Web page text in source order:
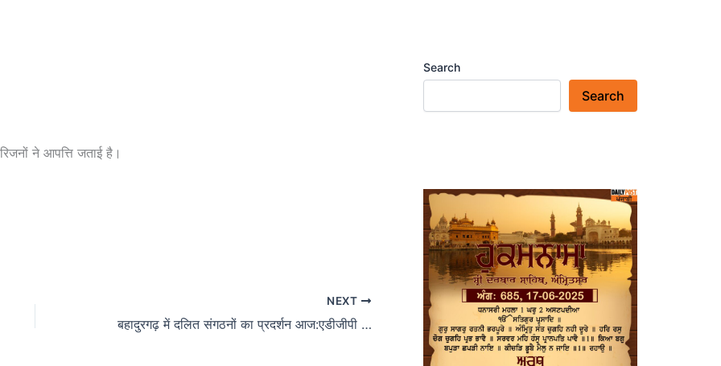
ने आपत्ति जताई है।
NEXT
बहादुरगढ़ में दलित संगठनों का प्रदर्शन आज:एडीजीपी वाई पूरन कुमार की मौत के मामले में न्याय की करेंगे मांग, ज्ञापन भी सौपेंगे
Search
Search